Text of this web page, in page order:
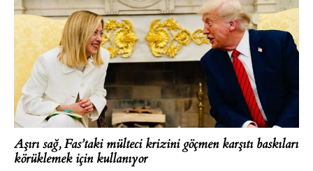
Aşırı sağ, Fas’taki mülteci krizini göçmen karşıtı baskıları
körüklemek için kullanıyor